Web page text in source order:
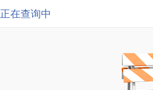
正在查询中